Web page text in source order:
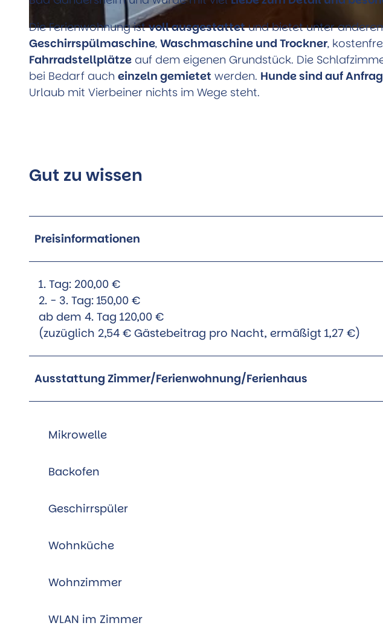
Die Ferienwohnung istvoll ausgestattetund bietet unter
Geschirrspülmaschine, Waschmaschine und Trockner,
Fahrradstellplätze auf dem eigenen Grundstück. Die
bei Bedarf auch einzeln gemietet werden. Hunde sind auf
Urlaub mit Vierbeiner nichts im Wege steht.
Gut zu wissen
Preisinformationen
1. Tag: 200,00 €
2. - 3. Tag: 150,00 €
ab dem 4. Tag 120,00 €
(zuzüglich 2,54 € Gästebeitrag pro Nacht, ermäßigt 1,27 €)
Ausstattung Zimmer/Ferienwohnung/Ferienhaus
Mikrowelle
Backofen
Geschirrspüler
Wohnküche
Wohnzimmer
WLAN im Zimmer